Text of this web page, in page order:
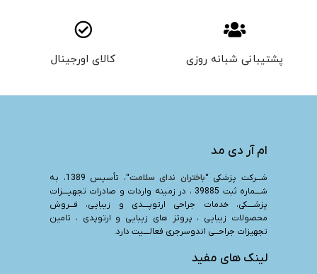
پشتیبانی شبانه روزی کالای اورجینال
ام آر دی مد
شـــرکت پزشکی “باختران ندای سلامت
“، تأسیس 1389، به
شــــماره ثبت 39885 ، در زمینه واردات و صادرات تجهیــــزات
پزشــــکی، خدمات جراحی ارتوپــــدی و زیبایی، فـــروش
محصولات زیبایی ، پروتز های زیبایی و ارتوپدی ، تامین
تجهیزات جراحـــی اندوسرجری فعالــــیت دارد.
لینک های مفید